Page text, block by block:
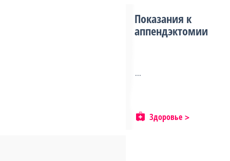
Показания к
аппендэктомии
...
Здоровье